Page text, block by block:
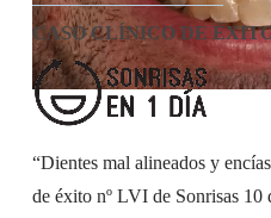
CASO CLÍNICO DE
“Dientes mal alineados y
de éxito nº LVI de Sonrisas 10